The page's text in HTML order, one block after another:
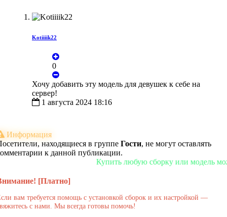
Kotiiiik22
0
Хочу добавить эту модель для девушек к себе на
сервер!
1 августа 2024 18:16
Информация
находящиеся в группе Гости, не могут оставлять
к данной публикации.
Купить любую сборку или модель можно у
[Платно]
вам требуется помощь с установкой сборок и их настройкой —
с нами. Мы всегда готовы помочь!